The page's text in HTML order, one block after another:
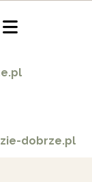
dobrze.pl